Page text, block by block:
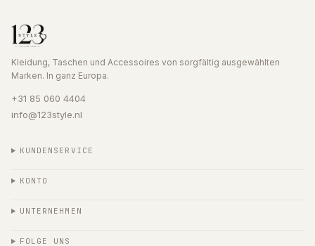
Kleidung, Taschen und Accessoires von sorgfältig ausgewählten
Marken. In ganz Europa.
+31 85 060 4404
info@123style.nl
KUNDENSERVICE
KONTO
UNTERNEHMEN
FOLGE UNS